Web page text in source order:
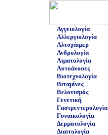
Αγγειολογία
Αλλεργιολογία
Αλτσχάιμερ
Ανδρολογία
Αιματολογία
Αυτοάνοσες
Βιοτεχνολογία
Βιταμίνες
Βελονισμός
Γενετική
Γαστρεντερολογία
Γυναικολογία
Δερματολογία
Διαιτολογία